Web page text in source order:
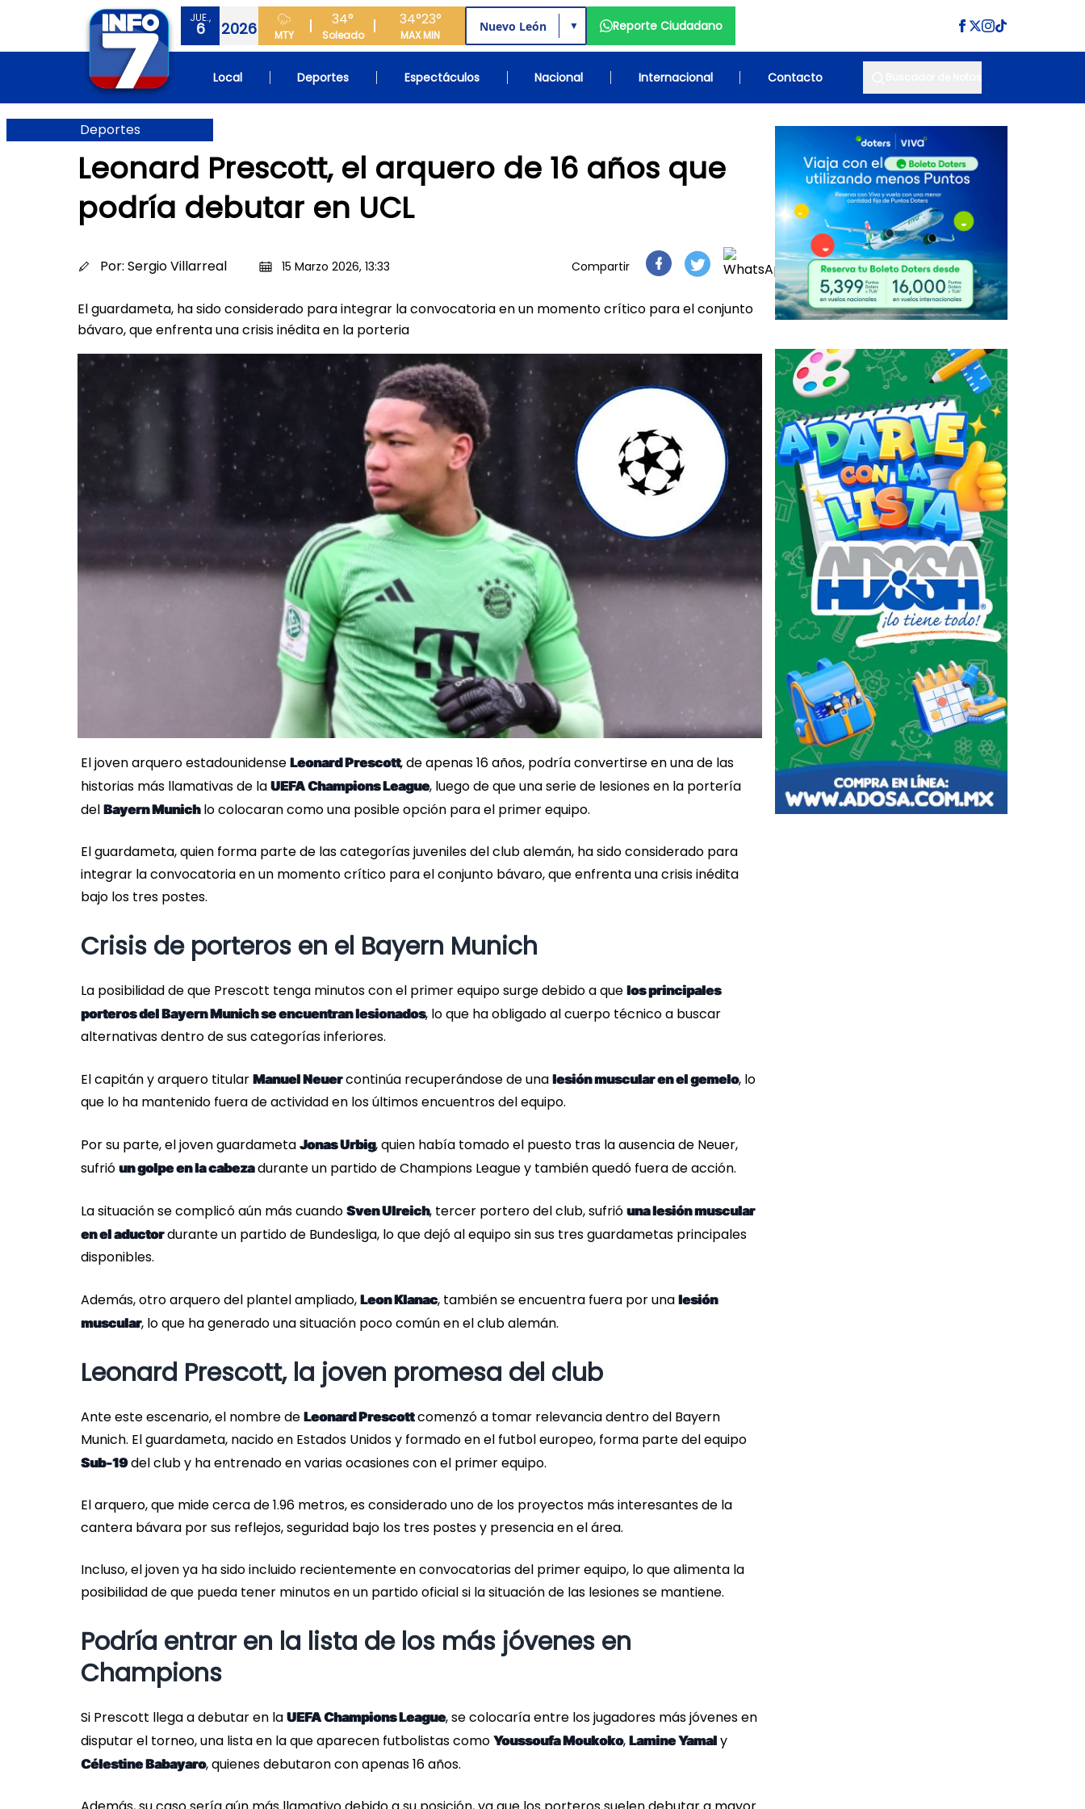
JUE.,
6 2026 MTY
34°
Soleado
34°
MAX
23°
MIN
▼ Reporte Ciudadano
Local Deportes Espectáculos Nacional Internacional Contacto
Deportes
Leonard Prescott, el arquero de 16 años que
podría debutar en UCL
Por: Sergio Villarreal 15 Marzo 2026, 13:33 Compartir
El guardameta, ha sido considerado para integrar la convocatoria en un momento crítico para el conjunto
bávaro, que enfrenta una crisis inédita en la porteria
El joven arquero estadounidense Leonard Prescott, de apenas 16 años, podría convertirse en una de las
historias más llamativas de la UEFA Champions League, luego de que una serie de lesiones en la portería
del Bayern Munichlo colocaran como una posible opción para el primer equipo.
El guardameta, quien forma parte de las categorías juveniles del club alemán, ha sido considerado para
integrar la convocatoria en un momento crítico para el conjunto bávaro, que enfrenta una crisis inédita
bajo los tres postes.
Crisis de porteros en el Bayern Munich
La posibilidad de que Prescott tenga minutos con el primer equipo surge debido a que los principales
porteros del Bayern Munich se encuentran lesionados, lo que ha obligado al cuerpo técnico a buscar
alternativas dentro de sus categorías inferiores.
El capitán y arquero titular Manuel Neuercontinúa recuperándose de una lesión muscular en el gemelo, lo
que lo ha mantenido fuera de actividad en los últimos encuentros del equipo.
Por su parte, el joven guardameta Jonas Urbig, quien había tomado el puesto tras la ausencia de Neuer,
sufrió un golpe en la cabezadurante un partido de Champions League y también quedó fuera de acción.
La situación se complicó aún más cuando Sven Ulreich, tercer portero del club, sufrió una lesión muscular
en el aductordurante un partido de Bundesliga, lo que dejó al equipo sin sus tres guardametas principales
disponibles.
Además, otro arquero del plantel ampliado, Leon Klanac, también se encuentra fuera por una lesión
muscular, lo que ha generado una situación poco común en el club alemán.
Leonard Prescott, la joven promesa del club
Ante este escenario, el nombre de Leonard Prescottcomenzó a tomar relevancia dentro del Bayern
Munich. El guardameta, nacido en Estados Unidos y formado en el futbol europeo, forma parte del equipo
Sub-19del club y ha entrenado en varias ocasiones con el primer equipo.
El arquero, que mide cerca de 1.96 metros, es considerado uno de los proyectos más interesantes de la
cantera bávara por sus reflejos, seguridad bajo los tres postes y presencia en el área.
Incluso, el joven ya ha sido incluido recientemente en convocatorias del primer equipo, lo que alimenta la
posibilidad de que pueda tener minutos en un partido oficial si la situación de las lesiones se mantiene.
Podría entrar en la lista de los más jóvenes en
Champions
Si Prescott llega a debutar en la UEFA Champions League, se colocaría entre los jugadores más jóvenes en
disputar el torneo, una lista en la que aparecen futbolistas como Youssoufa Moukoko, Lamine Yamal y
Célestine Babayaro, quienes debutaron con apenas 16 años.